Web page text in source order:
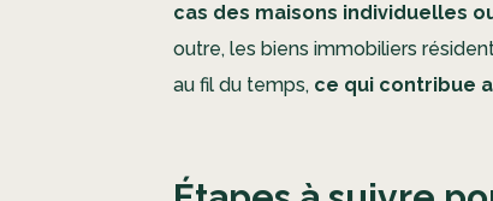
cas des maisons individuelles
outre, les biens immobiliers
au fil du temps, ce qui contribue